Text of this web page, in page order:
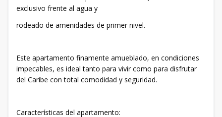
exclusivo frente al agua y
rodeado de amenidades de primer nivel.
Este apartamento finamente amueblado, en condiciones
impecables, es ideal tanto para vivir como para disfrutar
del Caribe con total comodidad y seguridad.
Características del apartamento: